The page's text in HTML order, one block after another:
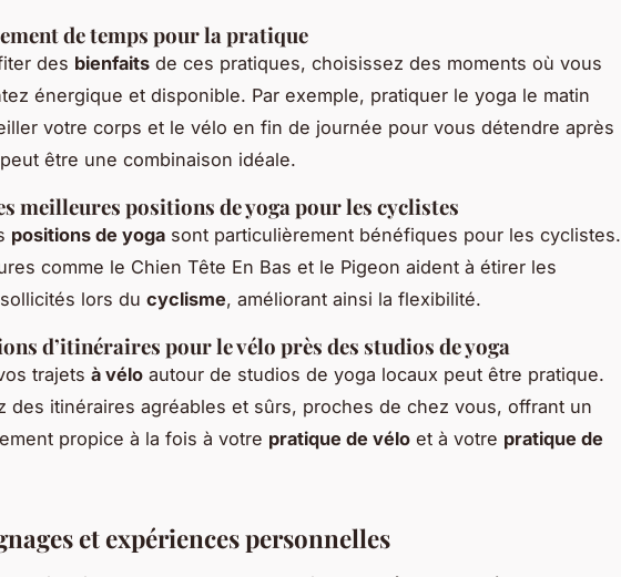
de temps pour la pratique
des bienfaits de ces pratiques, choisissez des moments où vous
énergique et disponible. Par exemple, pratiquer le yoga le matin
votre corps et le vélo en fin de journée pour vous détendre après
être une combinaison idéale.
meilleures positions de yoga pour les cyclistes
positions de yoga sont particulièrement bénéfiques pour les cyclistes.
comme le Chien Tête En Bas et le Pigeon aident à étirer les
lors du cyclisme, améliorant ainsi la flexibilité.
d’itinéraires pour le vélo près des studios de yoga
trajets à vélo autour de studios de yoga locaux peut être pratique.
des itinéraires agréables et sûrs, proches de chez vous, offrant un
propice à la fois à votre pratique de vélo et à votre pratique de
et expériences personnelles